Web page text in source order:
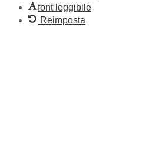
font leggibile
Reimposta